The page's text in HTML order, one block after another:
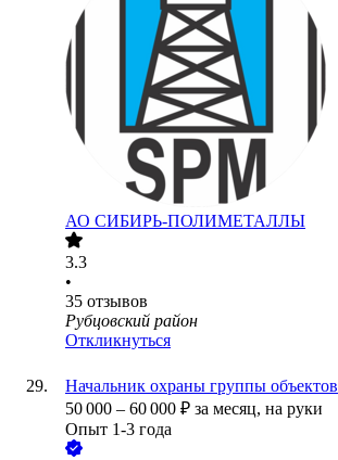
АО СИБИРЬ-ПОЛИМЕТАЛЛЫ
3.3
•
35 отзывов
Рубцовский район
Откликнуться
Начальник охраны группы объектов
50 000 – 60 000 ₽ за месяц, на руки
Опыт 1-3 года